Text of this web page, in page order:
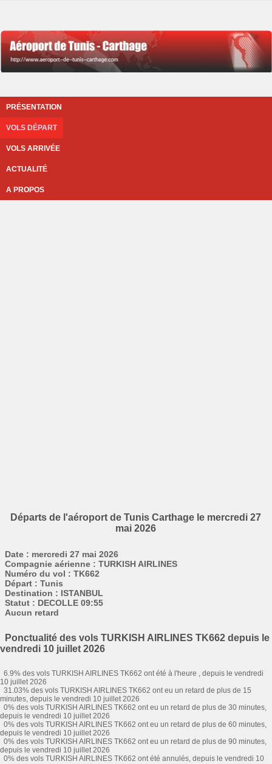
PRÉSENTATION
VOLS DÉPART
VOLS ARRIVÉE
ACTUALITÉ
A PROPOS
Départs de l'aéroport de Tunis Carthage le mercredi 27
mai 2026
Date : mercredi 27 mai 2026
Compagnie aérienne : TURKISH AIRLINES
Numéro du vol : TK662
Départ : Tunis
Destination : ISTANBUL
Statut : DECOLLE 09:55
Aucun retard
Ponctualité des vols TURKISH AIRLINES TK662 depuis le
vendredi 10 juillet 2026
6.9% des vols TURKISH AIRLINES TK662 ont été à l'heure , depuis le vendredi
10 juillet 2026
31.03% des vols TURKISH AIRLINES TK662 ont eu un retard de plus de 15
minutes, depuis le vendredi 10 juillet 2026
0% des vols TURKISH AIRLINES TK662 ont eu un retard de plus de 30 minutes,
depuis le vendredi 10 juillet 2026
0% des vols TURKISH AIRLINES TK662 ont eu un retard de plus de 60 minutes,
depuis le vendredi 10 juillet 2026
0% des vols TURKISH AIRLINES TK662 ont eu un retard de plus de 90 minutes,
depuis le vendredi 10 juillet 2026
0% des vols TURKISH AIRLINES TK662 ont été annulés, depuis le vendredi 10